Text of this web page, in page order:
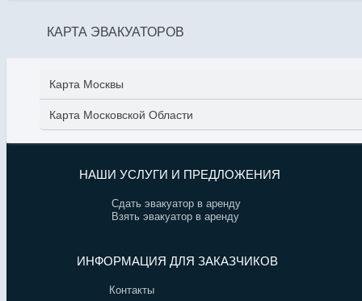
КАРТА ЭВАКУАТОРОВ
Карта Москвы
Карта Московской Области
НАШИ УСЛУГИ И ПРЕДЛОЖЕНИЯ
Сдать эвакуатор в аренду
Взять эвакуатор в аренду
ИНФОРМАЦИЯ ДЛЯ ЗАКАЗЧИКОВ
Контакты